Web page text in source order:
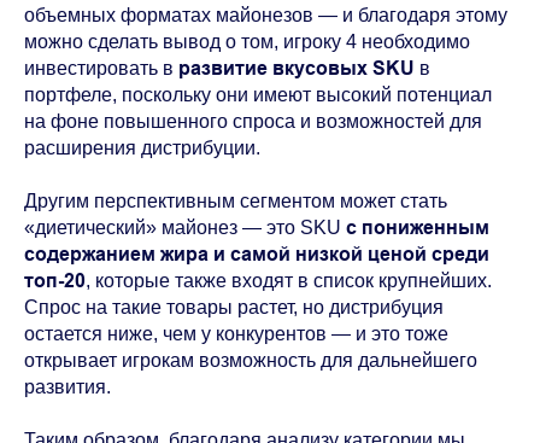
объемных форматах майонезов — и благодаря этому
можно сделать вывод о том, игроку 4 необходимо
инвестировать в развитие вкусовых SKU в
портфеле, поскольку они имеют высокий потенциал
на фоне повышенного спроса и возможностей для
расширения дистрибуции.
Другим перспективным сегментом может стать
«диетический» майонез — это SKU с пониженным
содержанием жира и самой низкой ценой среди
топ-20, которые также входят в список крупнейших.
Спрос на такие товары растет, но дистрибуция
остается ниже, чем у конкурентов — и это тоже
открывает игрокам возможность для дальнейшего
развития.